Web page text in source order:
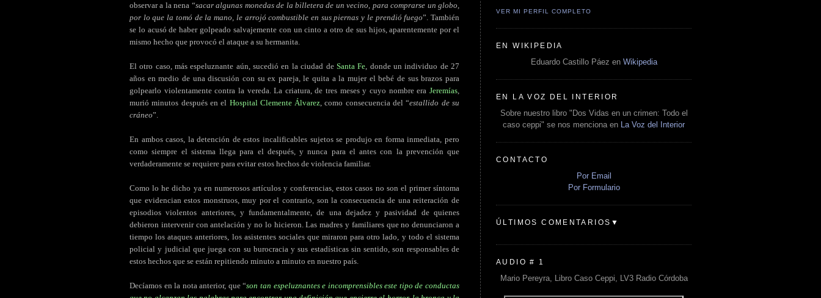
observar a la nena “sacar algunas monedas de la billetera de un vecino, para comprarse un globo,
por lo que la tomó de la mano, le arrojó combustible en sus piernas y le prendió fuego”. También
se lo acusó de haber golpeado salvajemente con un cinto a otro de sus hijos, aparentemente por el
mismo hecho que provocó el ataque a su hermanita.
El otro caso, más espeluznante aún, sucedió en la ciudad de Santa Fe, donde un individuo de 27
años en medio de una discusión con su ex pareja, le quita a la mujer el bebé de sus brazos para
golpearlo violentamente contra la vereda. La criatura, de tres meses y cuyo nombre era Jeremías,
murió minutos después en el Hospital Clemente Álvarez, como consecuencia del “estallido de su
cráneo”.
En ambos casos, la detención de estos incalificables sujetos se produjo en forma inmediata, pero
como siempre el sistema llega para el después, y nunca para el antes con la prevención que
verdaderamente se requiere para evitar estos hechos de violencia familiar.
Como lo he dicho ya en numerosos artículos y conferencias, estos casos no son el primer síntoma
que evidencian estos monstruos, muy por el contrario, son la consecuencia de una reiteración de
episodios violentos anteriores, y fundamentalmente, de una dejadez y pasividad de quienes
debieron intervenir con antelación y no lo hicieron. Las madres y familiares que no denunciaron a
tiempo los ataques anteriores, los asistentes sociales que miraron para otro lado, y todo el sistema
policial y judicial que juega con su burocracia y sus estadísticas sin sentido, son responsables de
estos hechos que se están repitiendo minuto a minuto en nuestro país.
Decíamos en la nota anterior, que “son tan espeluznantes e incomprensibles este tipo de conductas
VER MI PERFIL COMPLETO
EN WIKIPEDIA
Eduardo Castillo Páez en Wikipedia
EN LA VOZ DEL INTERIOR
Sobre nuestro libro "Dos Vidas en un crimen: Todo el
caso ceppi" se nos menciona en
La Voz del Interior
CONTACTO
Por Email
Por Formulario
ÚLTIMOS COMENTARIOS▼
AUDIO # 1
Mario Pereyra, Libro Caso Ceppi, LV3 Radio Córdoba